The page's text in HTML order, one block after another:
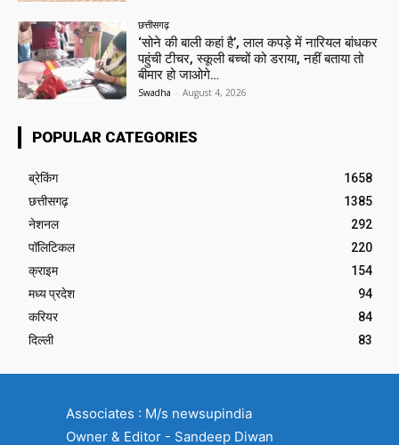
छत्तीसगढ़
‘सोने की बाली कहां है’, लाल कपड़े में नारियल बांधकर
पहुंची टीचर, स्कूली बच्चों को डराया, नहीं बताया तो
बीमार हो जाओगे…
Swadha - August 4, 2026
POPULAR CATEGORIES
ब्रेकिंग
1658
छत्तीसगढ़
1385
नेशनल
292
पॉलिटिकल
220
क्राइम
154
मध्य प्रदेश
94
करियर
84
दिल्ली
83
Associates : M/s newsupindia
Owner & Editor - Sandeep Diwan